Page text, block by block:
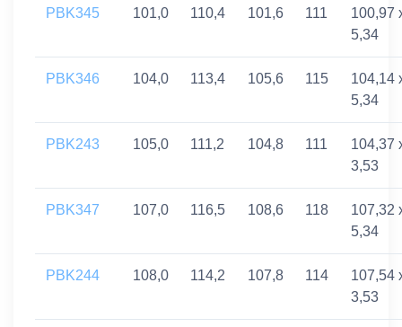
PBK345 101,0 110,4 101,6 111
100,97
5,34
PBK346 104,0 113,4 105,6 115
104,14
5,34
PBK243 105,0 111,2 104,8 111
104,37
3,53
PBK347 107,0 116,5 108,6 118
107,32
5,34
PBK244 108,0 114,2 107,8 114
107,54
3,53